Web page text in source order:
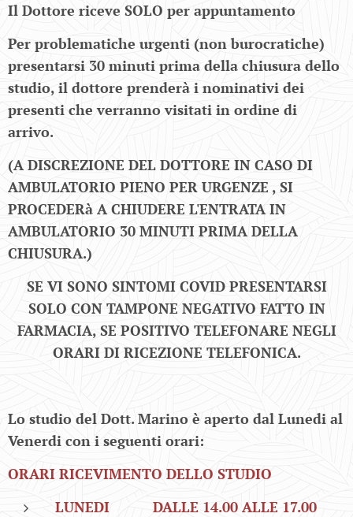
Il Dottore riceve SOLO per appuntamento
Per problematiche urgenti (non burocratiche)
presentarsi 30 minuti prima della chiusura dello
studio, il dottore prenderà i nominativi dei
presenti che verranno visitati in ordine di
arrivo.
(A DISCREZIONE DEL DOTTORE IN CASO DI
AMBULATORIO PIENO PER URGENZE , SI
PROCEDERà A CHIUDERE L'ENTRATA IN
AMBULATORIO 30 MINUTI PRIMA DELLA
CHIUSURA.)
SE VI SONO SINTOMI COVID PRESENTARSI
SOLO CON TAMPONE NEGATIVO FATTO IN
FARMACIA, SE POSITIVO TELEFONARE NEGLI
ORARI DI RICEZIONE TELEFONICA.
Lo studio del Dott. Marino è aperto dal Lunedi al
Venerdi con i seguenti orari:
ORARI RICEVIMENTO DELLO STUDIO
LUNEDI DALLE 14.00 ALLE 17.00